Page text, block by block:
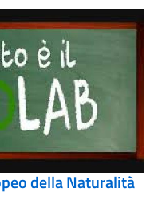
della Naturalità